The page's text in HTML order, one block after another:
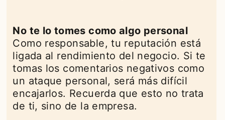
No te lo tomes como algo personal
Como responsable, tu reputación está
ligada al rendimiento del negocio. Si te
tomas los comentarios negativos como
un ataque personal, será más difícil
encajarlos. Recuerda que esto no trata
de ti, sino de la empresa.